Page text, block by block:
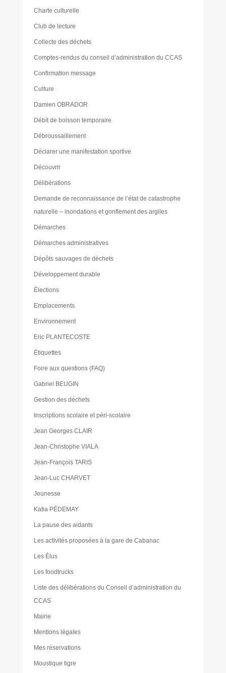
Charte culturelle
Club de lecture
Collecte des déchets
Comptes-rendus du conseil d’administration du CCAS
Confirmation message
Culture
Damien OBRADOR
Débit de boisson temporaire
Débroussaillement
Déclarer une manifestation sportive
Découvrir
Délibérations
Demande de reconnaissance de l’état de catastrophe
naturelle – inondations et gonflement des argiles
Démarches
Démarches administratives
Dépôts sauvages de déchets
Développement durable
Élections
Emplacements
Environnement
Eric PLANTECOSTE
Étiquettes
Foire aux questions (FAQ)
Gabriel BEUGIN
Gestion des déchets
Inscriptions scolaire et péri-scolaire
Jean Georges CLAIR
Jean-Christophe VIALA
Jean-François TARIS
Jean-Luc CHARVET
Jeunesse
Katia PÉDEMAY
La pause des aidants
Les activités proposées à la gare de Cabanac
Les Élus
Les foodtrucks
Liste des délibérations du Conseil d’administration du
CCAS
Mairie
Mentions légales
Mes réservations
Moustique tigre